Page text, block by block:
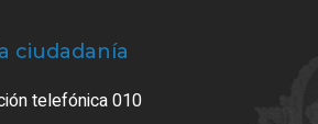
ciudadanía
telefónica 010